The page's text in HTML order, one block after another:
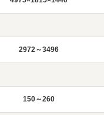
2972～3496
150～260